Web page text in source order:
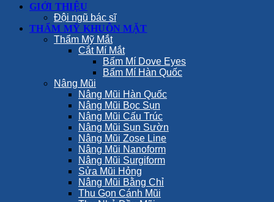
GIỚI THIỆU
Đội ngũ bác sĩ
THẨM MỸ KHUÔN MẶT
Thẩm Mỹ Mắt
Cắt Mí Mắt
Bấm Mí Dove Eyes
Bấm Mí Hàn Quốc
Nâng Mũi
Nâng Mũi Hàn Quốc
Nâng Mũi Bọc Sụn
Nâng Mũi Cấu Trúc
Nâng Mũi Sụn Sườn
Nâng Mũi Zose Line
Nâng Mũi Nanoform
Nâng Mũi Surgiform
Sửa Mũi Hỏng
Nâng Mũi Bằng Chỉ
Thu Gọn Cánh Mũi